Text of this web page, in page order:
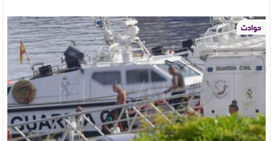
حوادث